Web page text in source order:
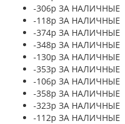
-306р ЗА НАЛИЧНЫЕ
-118р ЗА НАЛИЧНЫЕ
-374р ЗА НАЛИЧНЫЕ
-348р ЗА НАЛИЧНЫЕ
-130р ЗА НАЛИЧНЫЕ
-353р ЗА НАЛИЧНЫЕ
-106р ЗА НАЛИЧНЫЕ
-358р ЗА НАЛИЧНЫЕ
-323р ЗА НАЛИЧНЫЕ
-112р ЗА НАЛИЧНЫЕ